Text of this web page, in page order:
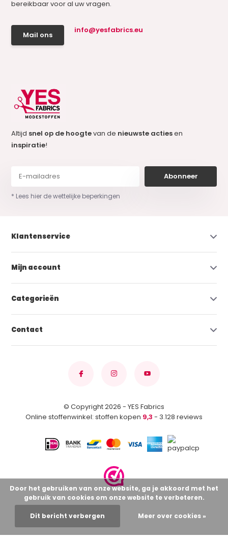
bereikbaar voor al uw vragen.
Mail ons
info@yesfabrics.eu
Altijd snel op de hoogtevan de nieuwste actiesen
inspiratie!
Abonneer
* Lees hier de wettelijke beperkingen
Klantenservice
Mijn account
Categorieën
Contact
© Copyright 2026 - YES Fabrics
Online stoffenwinkel: stoffen kopen 9,3 - 3.128 reviews
Door het gebruiken van onze website, ga je akkoord met het
gebruik van cookies om onze website te verbeteren.
Dit bericht verbergen Meer over cookies »